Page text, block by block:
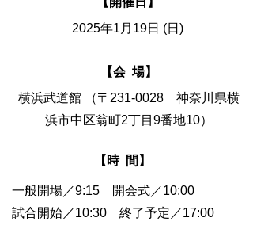
2025年1月19日 (日)
【会 場】
横浜武道館 （〒231-0028 神奈川県横
浜市中区翁町2丁目9番地10）
【時 間】
一般開場／9:15 開会式／10:00
試合開始／10:30 終了予定／17:00